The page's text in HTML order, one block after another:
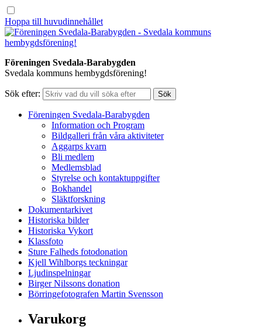
Hoppa till huvudinnehållet
Föreningen Svedala-Barabygden
Svedala kommuns hembygdsförening!
Sök efter:
Föreningen Svedala-Barabygden
Information och Program
Bildgalleri från våra aktiviteter
Aggarps kvarn
Bli medlem
Medlemsblad
Styrelse och kontaktuppgifter
Bokhandel
Släktforskning
Dokumentarkivet
Historiska bilder
Historiska Vykort
Klassfoto
Sture Falheds fotodonation
Kjell Wihlborgs teckningar
Ljudinspelningar
Birger Nilssons donation
Börringefotografen Martin Svensson
Varukorg